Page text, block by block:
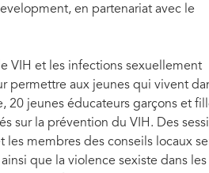
en partenariat avec le
VIH et les infections sexuellement
permettre aux jeunes qui vivent
20 jeunes éducateurs garçons et
sur la prévention du VIH. Des
membres des conseils locaux
que la violence sexiste dans les